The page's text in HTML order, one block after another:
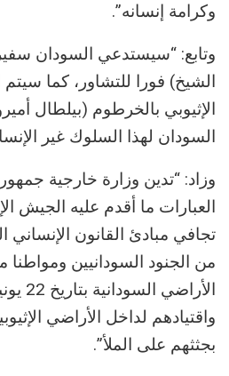
وكرامة إنسانه”.
وتابع: “سيستدعي السودان
الشيخ) فورا للتشاور، كما سيتم
الإثيوبي بالخرطوم (بيلطال
السودان لهذا السلوك غير
وزاد: “تدين وزارة خارجية
العبارات ما أقدم عليه الجيش
من الجنود السودانيين ومواطنا
واقتيادهم لداخل الأراضي
بجثثهم على الملأ”.